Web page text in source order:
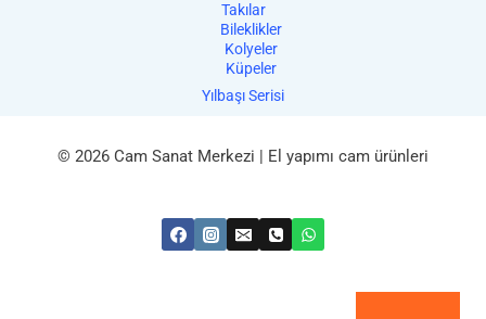
Takılar
Bileklikler
Kolyeler
Küpeler
Yılbaşı Serisi
© 2026 Cam Sanat Merkezi | El yapımı cam ürünleri